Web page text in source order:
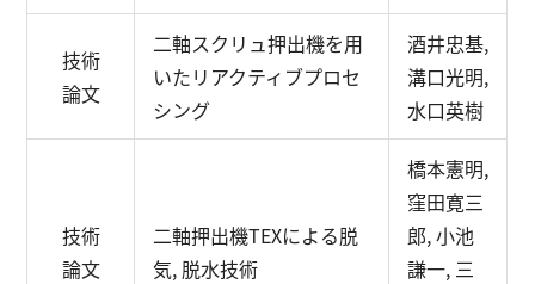
技術
論文
二軸スクリュ押出機を用
いたリアクティブプロセ
シング
酒井忠基,
溝口光明,
水口英樹
技術
論文
二軸押出機TEXによる脱
気, 脱水技術
橋本憲明,
窪田寛三
郎, 小池
謙一, 三